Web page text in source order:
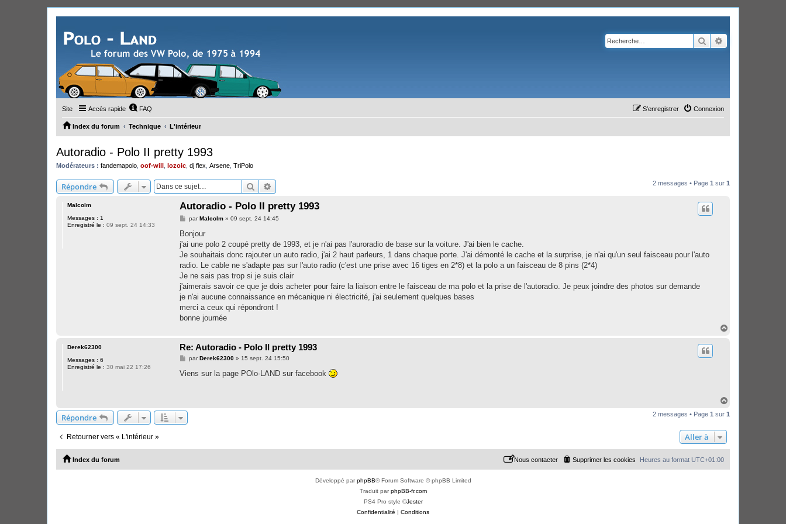
Rechercher
Site Accès rapide FAQ Connexion
S’enregistrer
Index du forum Technique L'intérieur
Autoradio - Polo II pretty 1993
Modérateurs : fandemapolo oof-will lozoic dj flex Arsene TriPolo
Répondre Rechercher 2 messages • Page 1 sur 1
Malcolm
Messages : 1
Enregistré le : 09 sept. 24 14:33
Autoradio - Polo II pretty 1993
M
s
a
g
parMalcolm» 09 sept. 24 14:45
Bonjour
j'ai une polo 2 coupé pretty de 1993, et je n'ai pas l'auroradio de base sur la voiture. J'ai bien le cache.
Je souhaitais donc rajouter un auto radio, j'ai 2 haut parleurs, 1 dans chaque porte. J'ai démonté le cache et la surprise, je n'ai qu'un seul faisceau pour l'auto
radio. Le cable ne s'adapte pas sur l'auto radio (c'est une prise avec 16 tiges en 2*8) et la polo a un faisceau de 8 pins (2*4)
Je ne sais pas trop si je suis clair
j'aimerais savoir ce que je dois acheter pour faire la liaison entre le faisceau de ma polo et la prise de l'autoradio. Je peux joindre des photos sur demande
je n'ai aucune connaissance en mécanique ni électricité, j'ai seulement quelques bases
merci a ceux qui répondront !
bonne journée
Derek62300
Messages : 6
Enregistré le : 30 mai 22 17:26
Re: Autoradio - Polo II pretty 1993
M
s
parDerek62300» 15 sept. 24 15:50
Viens sur la page POlo-LAND sur facebook
u
Répondre 2 messages • Page 1 sur 1
Retourner vers « L'intérieur » Aller à
Index du forum Heures au format UTC+01:00
Supprimer les cookies
Nous contacter
Développé parphpBB® Forum Software © phpBB Limited
Traduit parphpBB-fr.com
PS4 Pro style ©Jester
Confidentialité | Conditions